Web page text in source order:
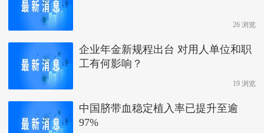
26 浏览
企业年金新规程出台 对用人单位和职
工有何影响？
19 浏览
中国脐带血稳定植入率已提升至逾
97%